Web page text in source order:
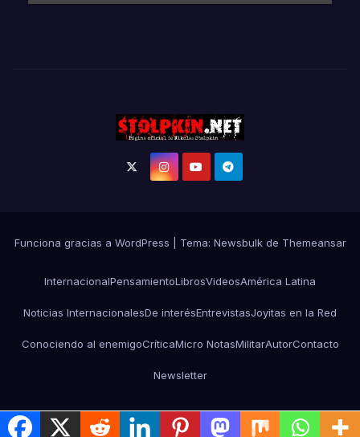
Funciona gracias a WordPress Tema: Newsbulkde Themeansar
InternacionalPensamientoLibrosVideosAmérica Latina
Noticias InternacionalesDe interésEntrevistasJoyitas en la Red
Conociendo al enemigoCríticaMicro NotasMilitarAutorContacto
Newsletter